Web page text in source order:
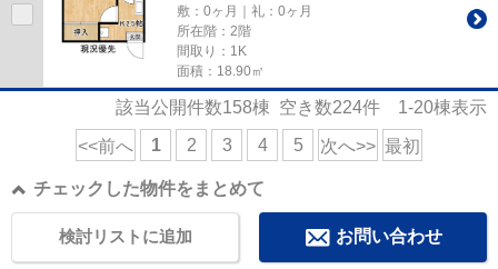
敷：0ヶ月｜礼：0ヶ月
所在階：2階
間取り：1K
面積：18.90㎡
該当公開件数158棟 空き数224件 1-20棟表示
<<前へ 1 2 3 4 5 次へ>> 最初
チェックした物件をまとめて
お問い合わせ
検討リストに追加